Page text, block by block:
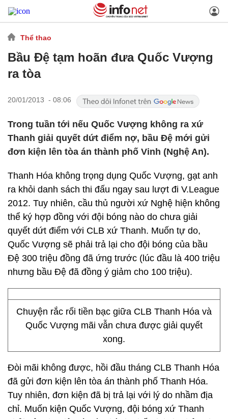
Thể thao
Bầu Đệ tạm hoãn đưa Quốc Vượng
ra tòa
20/01/2013 - 08:06
Trong tuần tới nếu Quốc Vượng không ra xứ
Thanh giải quyết dứt điểm nợ, bầu Đệ mới gửi
đơn kiện lên tòa án thành phố Vinh (Nghệ An).
Thanh Hóa không trọng dụng Quốc Vượng, gạt anh
ra khỏi danh sách thi đấu ngay sau lượt đi V.League
2012. Tuy nhiên, cầu thủ người xứ Nghệ hiện không
thể ký hợp đồng với đội bóng nào do chưa giải
quyết dứt điểm với CLB xứ Thanh. Muốn tự do,
Quốc Vượng sẽ phải trả lại cho đội bóng của bầu
Đệ 300 triệu đồng đã ứng trước (lúc đầu là 400 triệu
nhưng bầu Đệ đã đồng ý giảm cho 100 triệu).
Chuyện rắc rối tiền bạc giữa CLB Thanh Hóa và
Quốc Vượng mãi vẫn chưa được giải quyết
xong.
Đòi mãi không được, hồi đầu tháng CLB Thanh Hóa
đã gửi đơn kiện lên tòa án thành phố Thanh Hóa.
Tuy nhiên, đơn kiện đã bị trả lại với lý do nhầm địa
chỉ. Muốn kiện Quốc Vượng, đội bóng xứ Thanh